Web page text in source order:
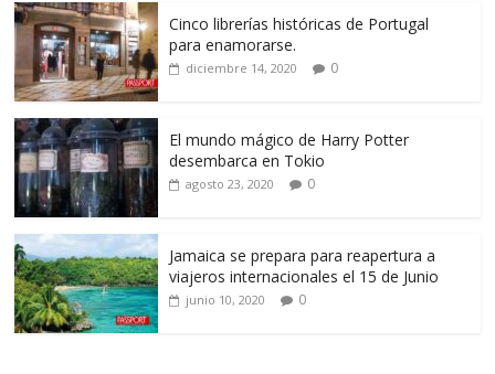
Cinco librerías históricas de Portugal
para enamorarse.
diciembre 14, 2020 0
El mundo mágico de Harry Potter
desembarca en Tokio
agosto 23, 2020 0
Jamaica se prepara para reapertura a
viajeros internacionales el 15 de Junio
junio 10, 2020 0